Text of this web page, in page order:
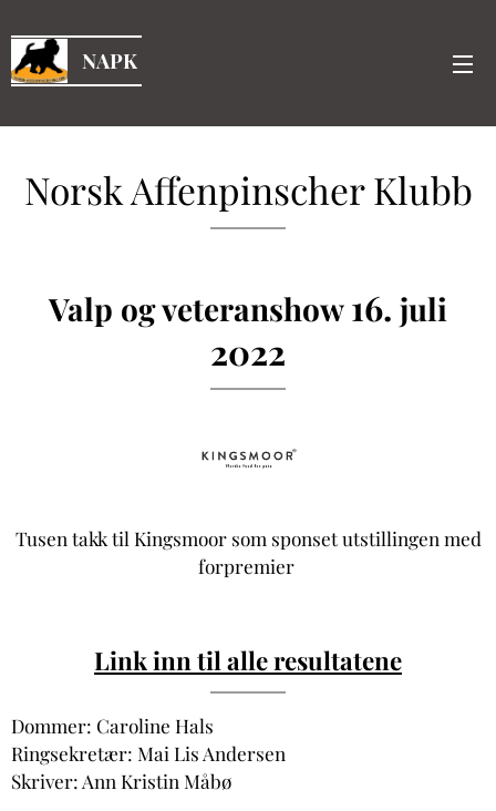
NAPK
Norsk Affenpinscher Klubb
Valp og veteranshow16. juli
2022
Tusen takk til Kingsmoor som sponset utstillingen med
forpremier
Link inn til alle resultatene
Dommer: Caroline Hals
Ringsekretær: Mai Lis Andersen
Skriver: Ann Kristin Måbø